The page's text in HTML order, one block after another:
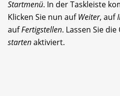
Startmenü. In der Taskleiste
Klicken Sie nun aufWeiter, auf
aufFertigstellen. Lassen Sie
startenaktiviert.